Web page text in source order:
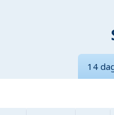
14